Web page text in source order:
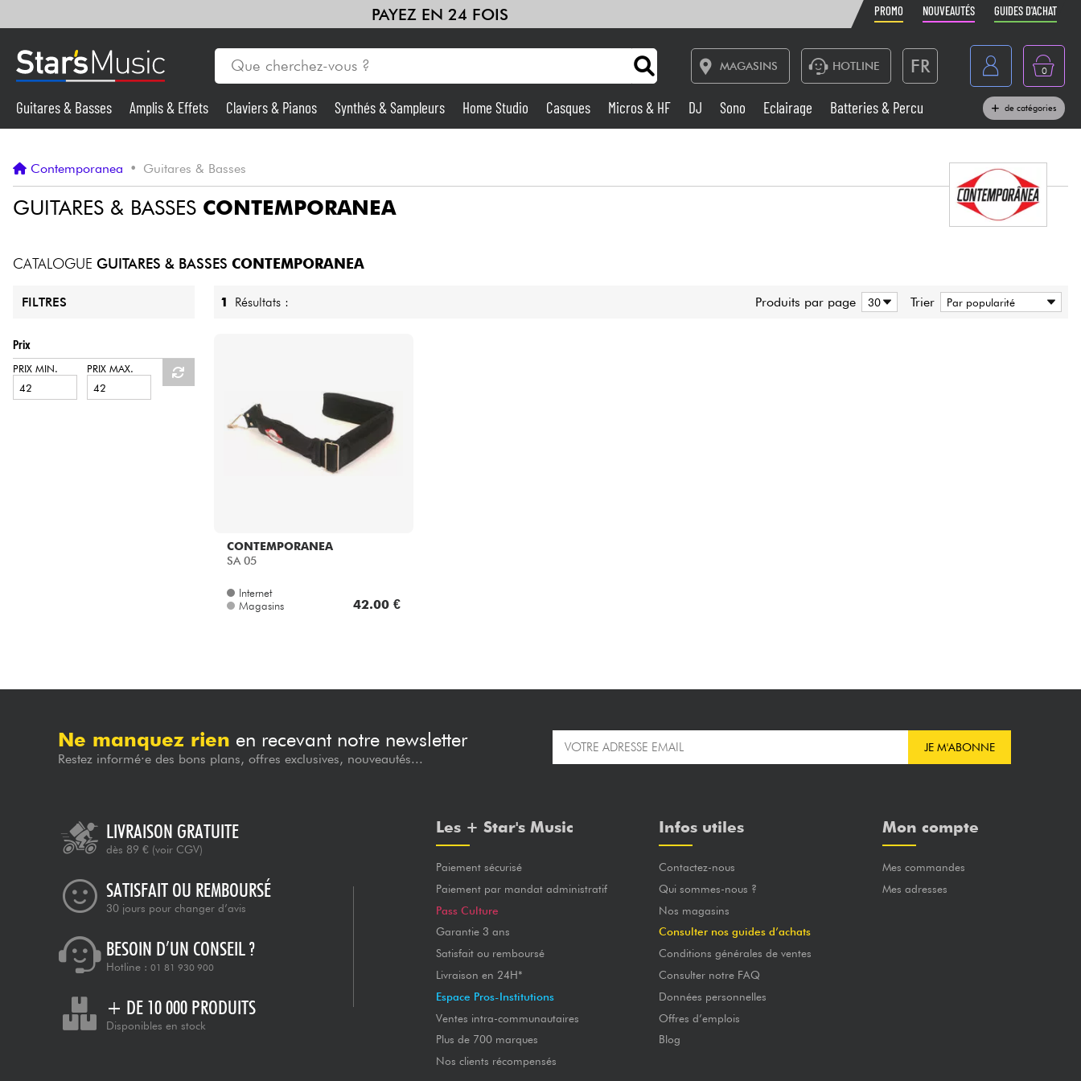
PAYEZ EN 24 FOIS PROMO NOUVEAUTÉS GUIDES D'ACHAT
MAGASINS HOTLINE FR
Belgique
België
0
Synthés & Sampleurs Home Studio Casques
HiFi
Guitares & Basses Amplis & Effets Claviers & Pianos Synthés & Sampleurs Home Studio Casques Micros & HF DJ Sono Eclairage
Batteries & Percu
de catégories
Contemporanea • Guitares & Basses
GUITARES & BASSES CONTEMPORANEA
CATALOGUE GUITARES & BASSES CONTEMPORANEA
FILTRES
Prix
PRIX MIN. PRIX MAX.
1 Résultats : Produits par page Trier
CONTEMPORANEA
SA 05
Internet
Magasins
42.00 €
Ne manquez rien en recevant notre newsletter
Restez informé·e des bons plans, offres exclusives, nouveautés...
JE M'ABONNE
LIVRAISON GRATUITE
dès 89 € (voir CGV)
SATISFAIT OU REMBOURSÉ
30 jours pour changer d’avis
BESOIN D’UN CONSEIL ?
Hotline : 01 81 930 900
+ DE 10 000 PRODUITS
Disponibles en stock
Les + Star's Music
Paiement sécurisé
Paiement par mandat administratif
Pass Culture
Garantie 3 ans
Satisfait ou remboursé
Livraison en 24H*
Espace Pros-Institutions
Ventes intra-communautaires
Plus de 700 marques
Nos clients récompensés
Infos utiles
Contactez-nous
Qui sommes-nous ?
Nos magasins
Consulter nos guides d’achats
Conditions générales de ventes
Consulter notre FAQ
Données personnelles
Offres d’emplois
Blog
Mon compte
Mes commandes
Mes adresses